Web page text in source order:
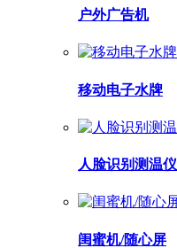
户外广告机
移动电子水牌
人脸识别测温仪
闺蜜机/随心屏